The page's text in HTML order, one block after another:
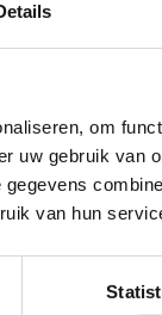
om
uw gebruik van
van hun